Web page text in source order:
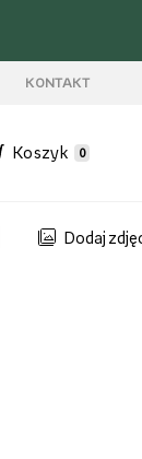
KONTAKT
Koszyk 0
Dodaj